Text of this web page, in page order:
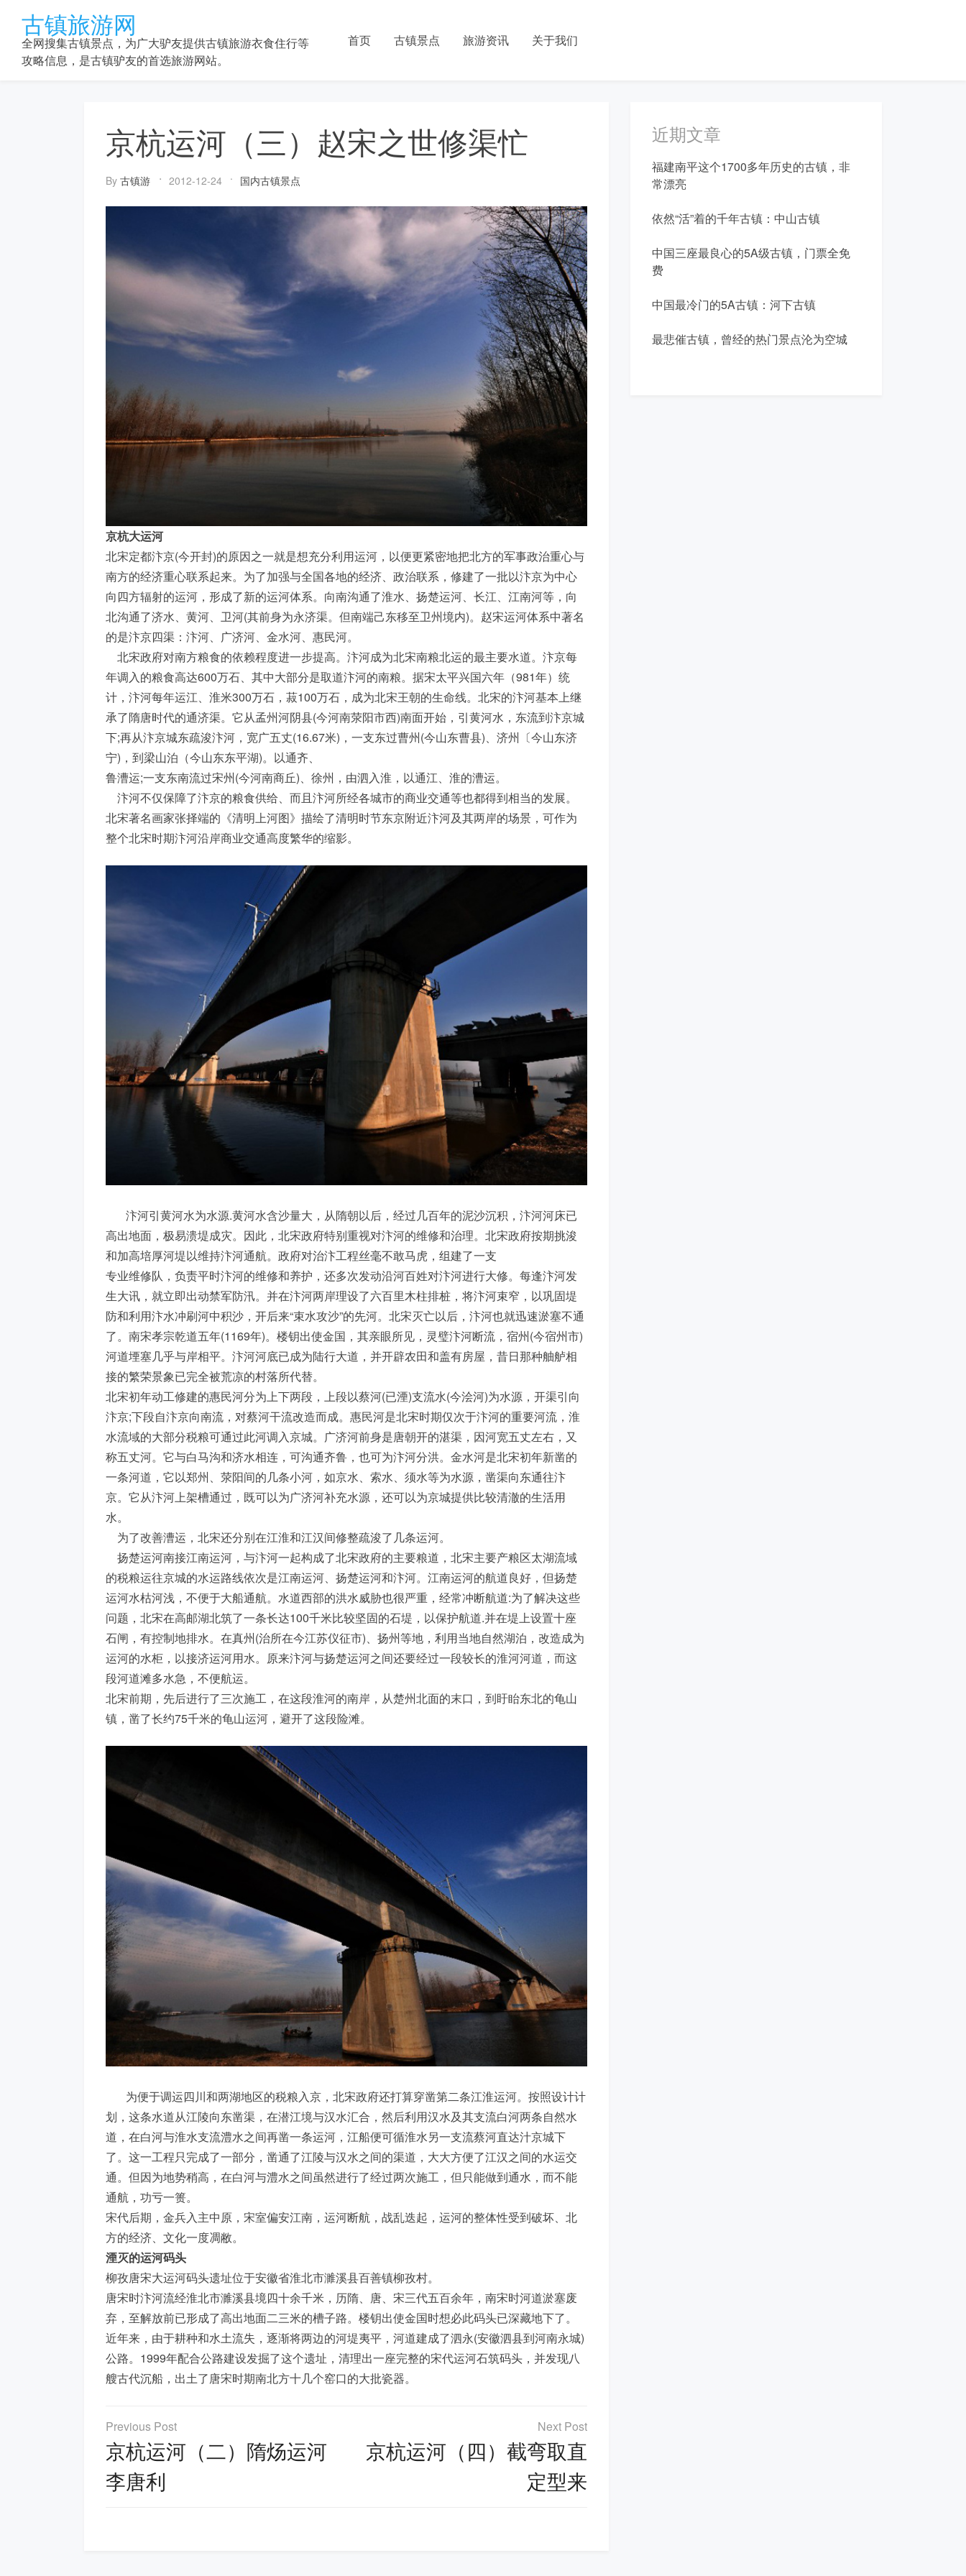
content
古镇旅游网
全网搜集古镇景点，为广大驴友提供古镇旅游衣食住行等
攻略信息，是古镇驴友的首选旅游网站。
首页 古镇景点 旅游资讯 关于我们
京杭运河（三）赵宋之世修渠忙
By 古镇游 2012-12-24 国内古镇景点
京杭大运河
北宋定都汴京(今开封)的原因之一就是想充分利用运河，以便更紧密地把北方的军事政治重心与
南方的经济重心联系起来。为了加强与全国各地的经济、政治联系，修建了一批以汴京为中心
向四方辐射的运河，形成了新的运河体系。向南沟通了淮水、扬楚运河、长江、江南河等，向
北沟通了济水、黄河、卫河(其前身为永济渠。但南端己东移至卫州境内)。赵宋运河体系中著名
的是汴京四渠：汴河、广济河、金水河、惠民河。
北宋政府对南方粮食的依赖程度进一步提高。汴河成为北宋南粮北运的最主要水道。汴京每
年调入的粮食高达600万石、其中大部分是取道汴河的南粮。据宋太平兴国六年（981年）统
计，汴河每年运江、淮米300万石，菽100万石，成为北宋王朝的生命线。北宋的汴河基本上继
承了隋唐时代的通济渠。它从孟州河阴县(今河南荥阳市西)南面开始，引黄河水，东流到汴京城
下;再从汴京城东疏浚汴河，宽广五丈(16.67米)，一支东过曹州(今山东曹县)、济州〔今山东济
宁)，到梁山泊（今山东东平湖)。以通齐、
鲁漕运;一支东南流过宋州(今河南商丘)、徐州，由泗入淮，以通江、淮的漕运。
汴河不仅保障了汴京的粮食供给、而且汴河所经各城市的商业交通等也都得到相当的发展。
北宋著名画家张择端的《清明上河图》描绘了清明时节东京附近汴河及其两岸的场景，可作为
整个北宋时期汴河沿岸商业交通高度繁华的缩影。
汴河引黄河水为水源.黄河水含沙量大，从隋朝以后，经过几百年的泥沙沉积，汴河河床已
高出地面，极易溃堤成灾。因此，北宋政府特别重视对汴河的维修和治理。北宋政府按期挑浚
和加高培厚河堤以维持汴河通航。政府对治汴工程丝毫不敢马虎，组建了一支
专业维修队，负责平时汴河的维修和养护，还多次发动沿河百姓对汴河进行大修。每逢汴河发
生大讯，就立即出动禁军防汛。并在汴河两岸理设了六百里木柱排桩，将汴河束窄，以巩固堤
防和利用汴水冲刷河中积沙，开后来“束水攻沙”的先河。北宋灭亡以后，汴河也就迅速淤塞不通
了。南宋孝宗乾道五年(1169年)。楼钥出使金国，其亲眼所见，灵璧汴河断流，宿州(今宿州市)
河道堙塞几乎与岸相平。汴河河底已成为陆行大道，并开辟农田和盖有房屋，昔日那种舳舻相
接的繁荣景象已完全被荒凉的村落所代替。
北宋初年动工修建的惠民河分为上下两段，上段以蔡河(已湮)支流水(今浍河)为水源，开渠引向
汴京;下段自汴京向南流，对蔡河干流改造而成。惠民河是北宋时期仅次于汴河的重要河流，淮
水流域的大部分税粮可通过此河调入京城。广济河前身是唐朝开的湛渠，因河宽五丈左右，又
称五丈河。它与白马沟和济水相连，可沟通齐鲁，也可为汴河分洪。金水河是北宋初年新凿的
一条河道，它以郑州、荥阳间的几条小河，如京水、索水、须水等为水源，凿渠向东通往汴
京。它从汴河上架槽通过，既可以为广济河补充水源，还可以为京城提供比较清澈的生活用
水。
为了改善漕运，北宋还分别在江淮和江汉间修整疏浚了几条运河。
扬楚运河南接江南运河，与汴河一起构成了北宋政府的主要粮道，北宋主要产粮区太湖流域
的税粮运往京城的水运路线依次是江南运河、扬楚运河和汴河。江南运河的航道良好，但扬楚
运河水枯河浅，不便于大船通航。水道西部的洪水威胁也很严重，经常冲断航道:为了解决这些
问题，北宋在高邮湖北筑了一条长达100千米比较坚固的石堤，以保护航道.并在堤上设置十座
石闸，有控制地排水。在真州(治所在今江苏仪征市)、扬州等地，利用当地自然湖泊，改造成为
运河的水柜，以接济运河用水。原来汴河与扬楚运河之间还要经过一段较长的淮河河道，而这
段河道滩多水急，不便航运。
北宋前期，先后进行了三次施工，在这段淮河的南岸，从楚州北面的末口，到盱眙东北的龟山
镇，凿了长约75千米的龟山运河，避开了这段险滩。
为便于调运四川和两湖地区的税粮入京，北宋政府还打算穿凿第二条江淮运河。按照设计计
划，这条水道从江陵向东凿渠，在潜江境与汉水汇合，然后利用汉水及其支流白河两条自然水
道，在白河与淮水支流澧水之间再凿一条运河，江船便可循淮水另一支流蔡河直达汁京城下
了。这一工程只完成了一部分，凿通了江陵与汉水之间的渠道，大大方便了江汉之间的水运交
通。但因为地势稍高，在白河与澧水之间虽然进行了经过两次施工，但只能做到通水，而不能
通航，功亏一篑。
宋代后期，金兵入主中原，宋室偏安江南，运河断航，战乱迭起，运河的整体性受到破坏、北
方的经济、文化一度凋敝。
湮灭的运河码头
柳孜唐宋大运河码头遗址位于安徽省淮北市濉溪县百善镇柳孜村。
唐宋时汴河流经淮北市濉溪县境四十余千米，历隋、唐、宋三代五百余年，南宋时河道淤塞废
弃，至解放前已形成了高出地面二三米的槽子路。楼钥出使金国时想必此码头已深藏地下了。
近年来，由于耕种和水土流失，逐渐将两边的河堤夷平，河道建成了泗永(安徽泗县到河南永城)
公路。1999年配合公路建设发掘了这个遗址，清理出一座完整的宋代运河石筑码头，并发现八
艘古代沉船，出土了唐宋时期南北方十几个窑口的大批瓷器。
文
章
导
航
京杭运河（二）隋炀运河
李唐利
京杭运河（四）截弯取直
定型来
近期文章
福建南平这个1700多年历史的古镇，非
常漂亮
依然“活”着的千年古镇：中山古镇
中国三座最良心的5A级古镇，门票全免
费
中国最冷门的5A古镇：河下古镇
最悲催古镇，曾经的热门景点沦为空城